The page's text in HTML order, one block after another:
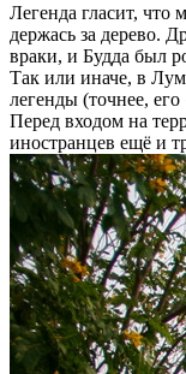
Легенда гласит, что
держась за дерево.
враки, и Будда был
Так или иначе, в
легенды (точнее,
Перед входом на
иностранцев ещё и